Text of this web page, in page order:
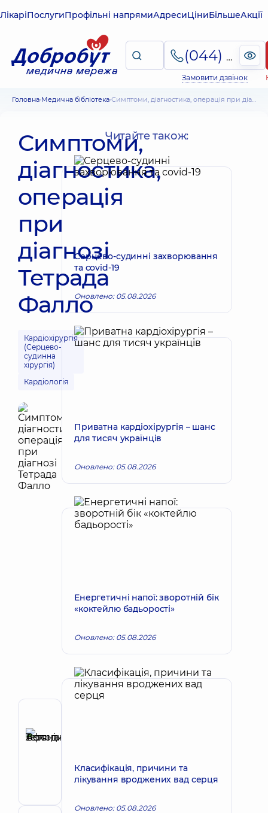
ЛікаріПослугиПрофільні напрямиАдресиЦіниБільшеАкції
(044) 495-2-888
Замовити дзвінок
Головна Медична бібліотека Симптоми, діагностика, операція при діагнозі Тетрада Фалло
Симптоми,
діагностика,
операція
при
діагнозі
Тетрада
Фалло
Кардіохірургія
(Серцево-
судинна
хірургія)
Кардіологія
Кардіолог;
Терапевт
Читайте також:
Серцево-судинні захворювання
та covid-19
Оновлено: 05.08.2026
Приватна кардіохірургія – шанс
для тисяч українців
Оновлено: 05.08.2026
Енергетичні напої: зворотній бік
«коктейлю бадьорості»
Оновлено: 05.08.2026
Класифікація, причини та
лікування вроджених вад серця
Оновлено: 05.08.2026